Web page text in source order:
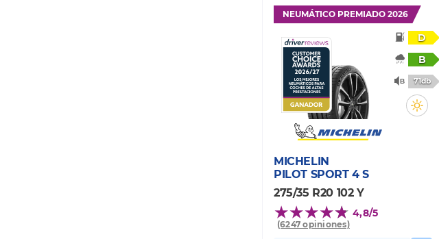
NEUMÁTICO PREMIADO 2026
D
B
71db
MICHELIN
PILOT SPORT 4 S
275/35 R20 102 Y
4,8/5
(6247 opiniones)